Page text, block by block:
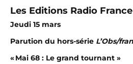
Les Editions Radio France
Jeudi 15 mars
Parution du hors-série L’Obs/
« Mai 68 : Le grand tournant »